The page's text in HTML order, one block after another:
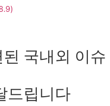
국내외 이슈
드립니다